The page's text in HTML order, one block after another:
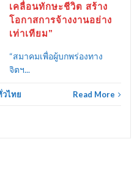
เคลื่อนทักษะชีวิต สร้าง
โอกาสการจ้างงานอย่าง
เท่าเทียม”
“สมาคมเพื่อผู้บกพร่องทาง
จิตฯ...
วไทย Read More